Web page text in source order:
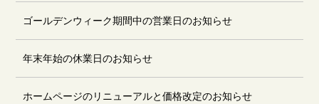
ゴールデンウィーク期間中の営業日のお知らせ
年末年始の休業日のお知らせ
ホームページのリニューアルと価格改定のお知らせ